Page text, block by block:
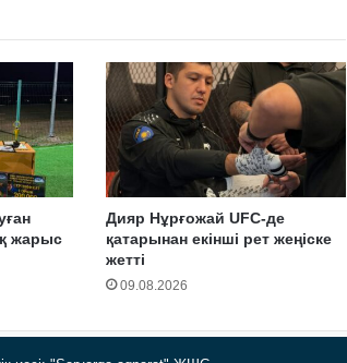
жарыс
Дияр Нұрғожай UFC-де
қатарынан екінші рет жеңіске
жетті
09.08.2026